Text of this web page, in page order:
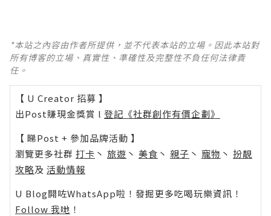
*本站之內容由作者所提供，並不代表本站的立場。因此本站對
所有博客的立場、真實性、準確性及完整性不負任何法律責
任。
【 U Creator 招募 】
出Post賺現金獎賞 l 登記《社群創作有價企劃》
【 睇Post + 參加品牌活動 】
瀏覽更多社群 打卡 丶 旅遊 丶 美食 丶 親子 丶 寵物 丶 扮靚
攻略及 活動情報
U Blog開咗WhatsApp啦！發掘更多吃喝玩樂資訊！
Follow 我哋 ！